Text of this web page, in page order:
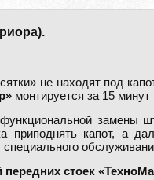
не находят под
монтируется за 15
замены
приподнять капот, а
стоек